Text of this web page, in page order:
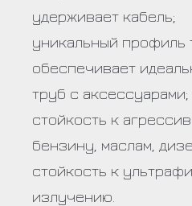
удерживает кабель;
уникальный профиль
обеспечивает
труб с аксессуарами;
стойкость к
бензину, маслам,
стойкость к
излучению.